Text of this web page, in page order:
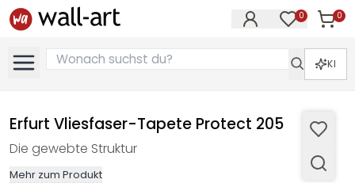
0 0
KI
Erfurt Vliesfaser-Tapete Protect 205
Die gewebte Struktur
Mehr zum Produkt